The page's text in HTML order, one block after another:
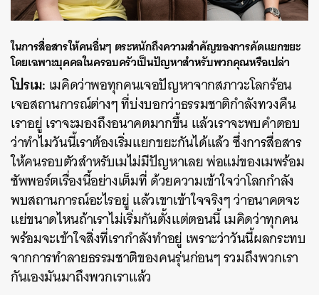
ในการสื่อสารให้คนอื่นๆ ตระหนักถึงความสำคัญของการคัดแยกขยะ
โดยเฉพาะบุคคลในครอบครัวเป็นปัญหาสำหรับพวกคุณหรือเปล่า
โปรเม: เมคิดว่าพอทุกคนเจอปัญหาจากสภาวะโลกร้อน
เจอสถานการณ์ต่างๆ ที่บ่งบอกว่าธรรมชาติกำลังทวงคืน
เราอยู่ เราจะมองถึงอนาคตมากขึ้น แล้วเราจะพบคำตอบ
ว่าทำไมวันนี้เราต้องเริ่มแยกขยะกันได้แล้ว ซึ่งการสื่อสาร
ให้คนรอบตัวสำหรับเมไม่มีปัญหาเลย พ่อแม่ของเมพร้อม
ซัพพอร์ตเรื่องนี้อย่างเต็มที่ ด้วยความเข้าใจว่าโลกกำลัง
พบสถานการณ์อะไรอยู่ แล้วเขาเข้าใจจริงๆ ว่าอนาคตจะ
แย่ขนาดไหนถ้าเราไม่เริ่มกันตั้งแต่ตอนนี้ เมคิดว่าทุกคน
พร้อมจะเข้าใจสิ่งที่เรากำลังทำอยู่ เพราะว่าวันนี้ผลกระทบ
จากการทำลายธรรมชาติของคนรุ่นก่อนๆ รวมถึงพวกเรา
กันเองมันมาถึงพวกเราแล้ว